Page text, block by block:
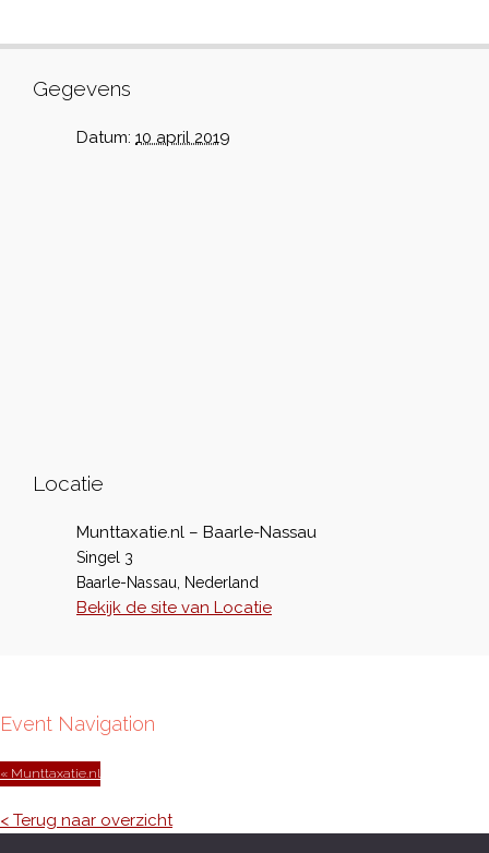
Gegevens
Datum: 10 april 2019
Locatie
Munttaxatie.nl – Baarle-Nassau
Singel 3
Baarle-Nassau
Nederland
Bekijk de site van Locatie
Event Navigation
« Munttaxatie.nl
< Terug naar overzicht